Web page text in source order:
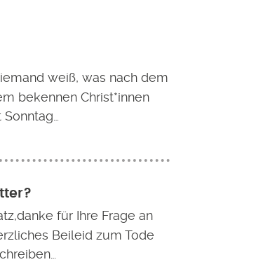
weiß, was nach dem
bekennen Christ*innen
für Ihre Frage an
Beileid zum Tode